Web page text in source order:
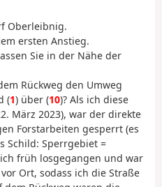
Oberleibnig.
ersten Anstieg.
Sie in der Nähe der
Rückweg den Umweg
(1) über (10)? Als ich diese
März 2023), war der direkte
Forstarbeiten gesperrt (es
Schild: Sperrgebiet =
früh losgegangen und war
Ort, sodass ich die Straße